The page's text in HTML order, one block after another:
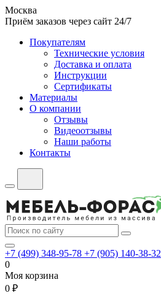
Москва
Приём заказов через сайт 24/7
Покупателям
Технические условия
Доставка и оплата
Инструкции
Сертификаты
Материалы
О компании
Отзывы
Видеоотзывы
Наши работы
Контакты
+7 (499) 348-95-78 +7 (905) 140-38-32
0
Моя корзина
0 ₽